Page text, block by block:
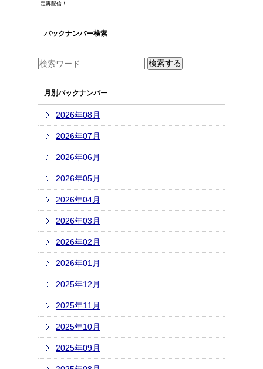
定再配信！
バックナンバー検索
月別バックナンバー
2026年08月
2026年07月
2026年06月
2026年05月
2026年04月
2026年03月
2026年02月
2026年01月
2025年12月
2025年11月
2025年10月
2025年09月